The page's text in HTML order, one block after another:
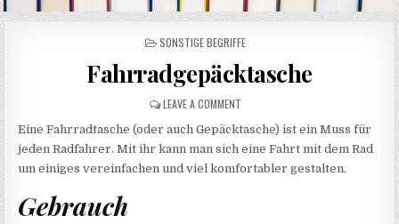
POSTED IN
SONSTIGE BEGRIFFE
Fahrradgepäcktasche
LEAVE A COMMENTON FAHRRADGEPÄCKTASCHE
Eine Fahrradtasche (oder auch Gepäcktasche) ist ein Muss für
jeden Radfahrer. Mit ihr kann man sich eine Fahrt mit dem Rad
um einiges vereinfachen und viel komfortabler gestalten.
Gebrauch